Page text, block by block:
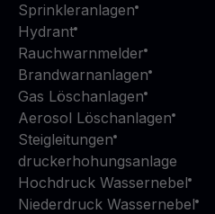
Sprinkleranlagen
Hydrant
Rauchwarnmelder
Brandwarnanlagen
Gas Löschanlagen
Aerosol Löschanlagen
Steigleitungen
druckerhohungsanlage
Hochdruck Wassernebel
Niederdruck Wassernebel